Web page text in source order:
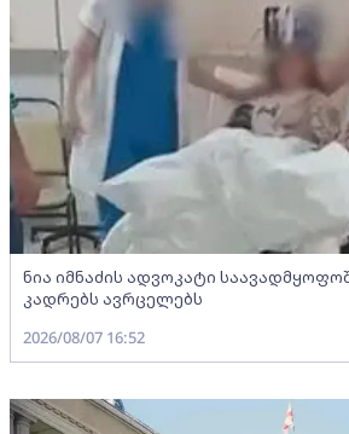
ნია იმნაძის ადვოკატი
კადრებს ავრცელებს
2026/08/07 16:52